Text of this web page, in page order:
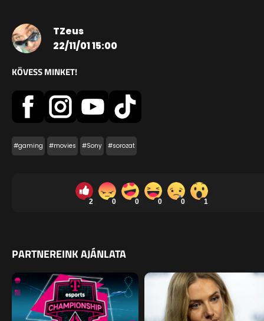
TZeus
22/11/01 15:00
KÖVESS MINKET!
#gaming #movies #Sony #sorozat
2 0 0 0 0 1
PARTNEREINK AJÁNLATA